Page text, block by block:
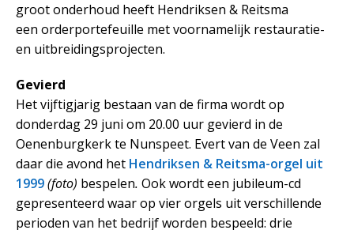
groot onderhoud heeft Hendriksen & Reitsma
een orderportefeuille met voornamelijk restauratie-
en uitbreidingsprojecten.
Gevierd
Het vijftigjarig bestaan van de firma wordt op
donderdag 29 juni om 20.00 uur gevierd in de
Oenenburgkerk te Nunspeet. Evert van de Veen zal
daar die avond het Hendriksen & Reitsma-orgel uit
1999(foto) bespelen. Ook wordt een jubileum-cd
gepresenteerd waar op vier orgels uit verschillende
perioden van het bedrijf worden bespeeld: drie